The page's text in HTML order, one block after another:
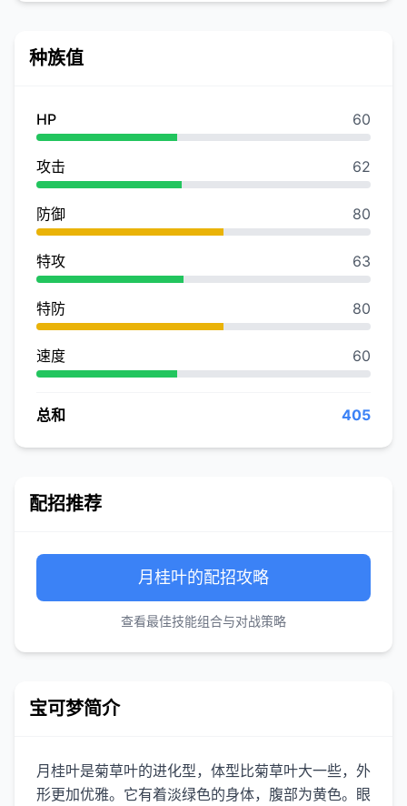
种族值
HP 60
攻击 62
防御 80
特攻 63
特防 80
速度 60
总和 405
配招推荐
月桂叶的配招攻略
查看最佳技能组合与对战策略
宝可梦简介
月桂叶是菊草叶的进化型，体型比菊草叶大一些，外
形更加优雅。它有着淡绿色的身体，腹部为黄色。眼